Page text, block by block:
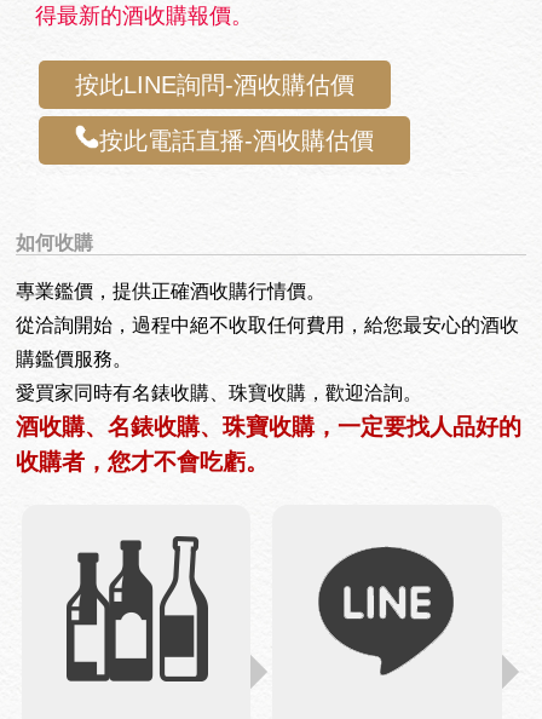
得最新的酒收購報價。
按此LINE詢問-酒收購估價
按此電話直播-酒收購估價
如何收購
專業鑑價，提供正確酒收購行情價。
從洽詢開始，過程中絕不收取任何費用，給您最安心的酒收
購鑑價服務。
愛買家同時有名錶收購、珠寶收購，歡迎洽詢。
酒收購、名錶收購、珠寶收購，一定要找人品好的
收購者，您才不會吃虧。